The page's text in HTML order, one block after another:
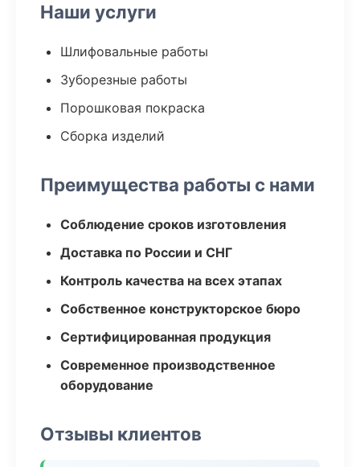
Наши услуги
Шлифовальные работы
Зуборезные работы
Порошковая покраска
Сборка изделий
Преимущества работы с нами
Соблюдение сроков изготовления
Доставка по России и СНГ
Контроль качества на всех этапах
Собственное конструкторское бюро
Сертифицированная продукция
Современное производственное
оборудование
Отзывы клиентов